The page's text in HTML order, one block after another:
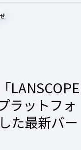
LANSCOPE
ラットフォ
た最新バー